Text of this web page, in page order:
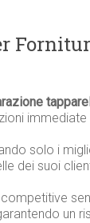
solo i
dei suoi
un